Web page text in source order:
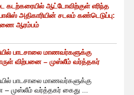
கடற்கரையில் ஆட்டோவிற்குள் எரிந்த
அதிகாரியின் சடலம் கண்டெடுப்பு:
ஆரம்பம்
பாடசாலை மாணவர்களுக்கு
விற்பனை – முஸ்லீம் வர்த்தகர்
பாடசாலை மாணவர்களுக்கு
முஸ்லீம் வர்த்தகர் கைது ...